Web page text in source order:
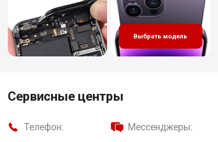
Выбрать модель
Сервисные центры
Телефон:
Мессенджеры: